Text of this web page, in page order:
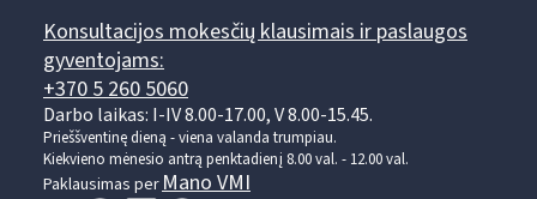
Konsultacijos mokesčių klausimais ir paslaugos
gyventojams:
+370 5 260 5060
Darbo laikas: I-IV 8.00-17.00, V 8.00-15.45.
Prieššventinę dieną - viena valanda trumpiau.
Kiekvieno mėnesio antrą penktadienį 8.00 val. - 12.00 val.
Paklausimas per Mano VMI